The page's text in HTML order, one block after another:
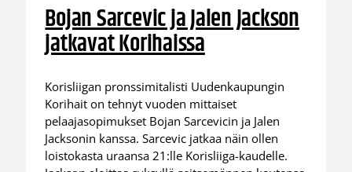
Bojan Sarcevic ja Jalen Jackson
jatkavat Korihaissa
Korisliigan pronssimitalisti Uudenkaupungin
Korihait on tehnyt vuoden mittaiset
pelaajasopimukset Bojan Sarcevicin ja Jalen
Jacksonin kanssa. Sarcevic jatkaa näin ollen
loistokasta uraansa 21:lle Korisliiga-kaudelle.